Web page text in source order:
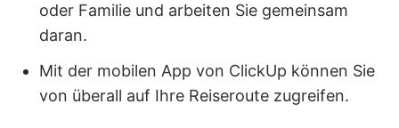
oder Familie und arbeiten Sie gemeinsam
daran.
Mit der mobilen App von ClickUp können Sie
von überall auf Ihre Reiseroute zugreifen.